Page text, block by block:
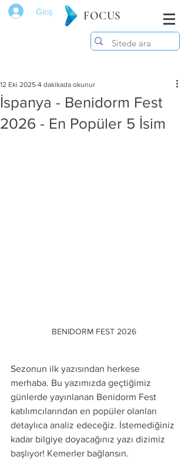
Giriş FOCUS
İspanya - Benidorm Fest
2026 - En Popüler 5 İsim
12 Eki 2025 4 dakikada okunur
BENIDORM FEST 2026
Sezonun ilk yazısından herkese
merhaba. Bu yazımızda geçtiğimiz
günlerde yayınlanan Benidorm Fest
katılımcılarından en popüler olanları
detaylıca analiz edeceğiz. İstemediğiniz
kadar bilgiye doyacağınız yazı dizimiz
başlıyor! Kemerler bağlansın.